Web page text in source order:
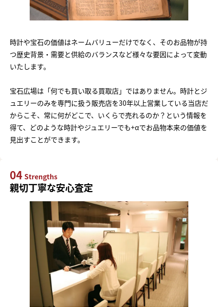
時計や宝石の価値はネームバリューだけでなく、そのお品物が持
つ歴史背景・需要と供給のバランスなど様々な要因によって変動
いたします。
宝石広場は「何でも買い取る買取店」ではありません。時計とジ
ュエリーのみを専門に扱う販売店を30年以上営業している当店だ
からこそ、常に何がどこで、いくらで売れるのか？という情報を
得て、どのような時計やジュエリーでも+αでお品物本来の価値を
見出すことができます。
04 Strengths
親切丁寧な安心査定